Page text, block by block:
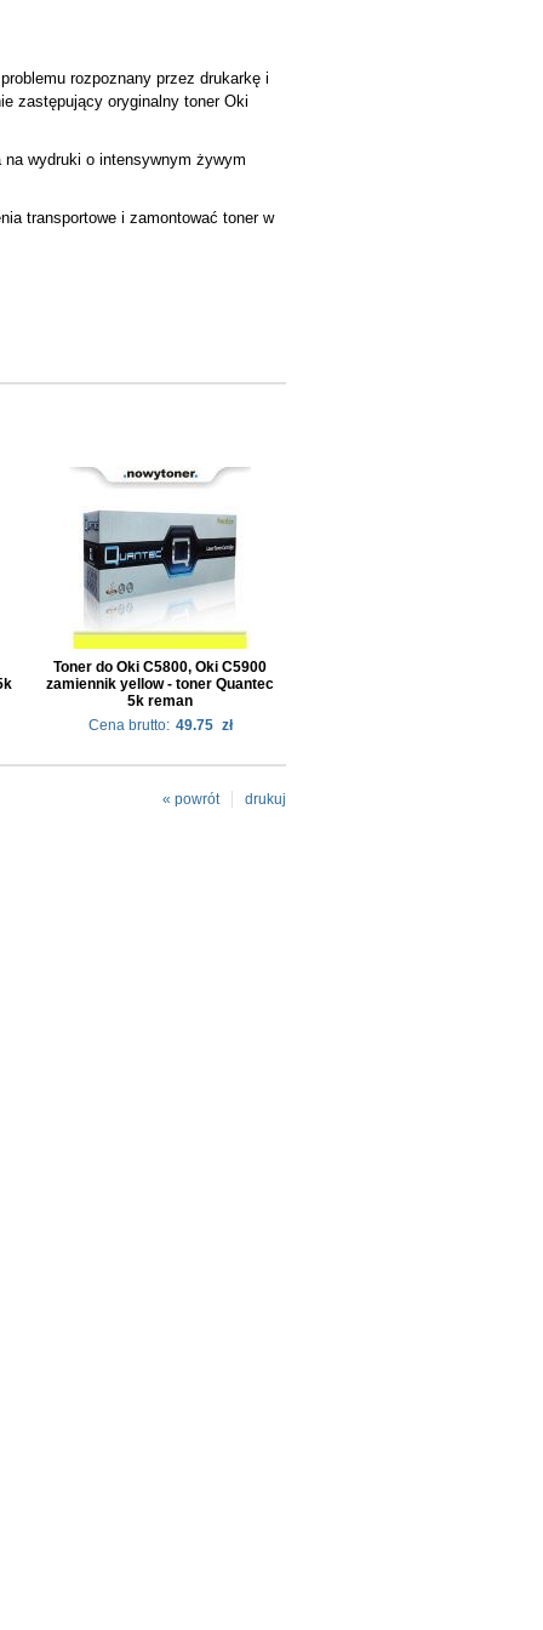
rozpoznany przez drukarkę i
zastępujący oryginalny toner Oki
wydruki o intensywnym żywym
transportowe i zamontować toner w
Toner do Oki C5800, Oki C5900
zamiennik yellow - toner Quantec
5k reman
Cena brutto: 49.75 zł
drukuj
« powrót